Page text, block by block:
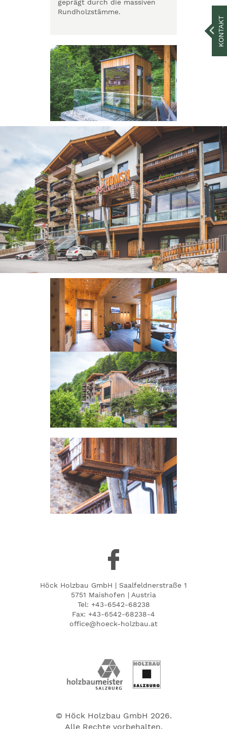
KONTAKT
geprägt durch die massiven
Rundholzstämme.
Höck Holzbau GmbH | Saalfeldnerstraße 1
5751 Maishofen | Austria
Tel: +43-6542-68238
Fax: +43-6542-68238-4
office@hoeck-holzbau.at
© Höck Holzbau GmbH 2026.
Alle Rechte vorbehalten.